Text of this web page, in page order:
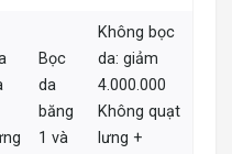
Bọc
da
băng
1 và
Không bọc
da: giảm
4.000.000
Không quạt
lưng +